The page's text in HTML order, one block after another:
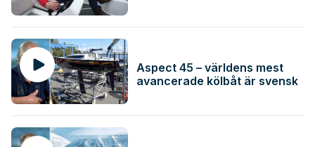
Aspect 45 – världens mest
avancerade kölbåt är svensk